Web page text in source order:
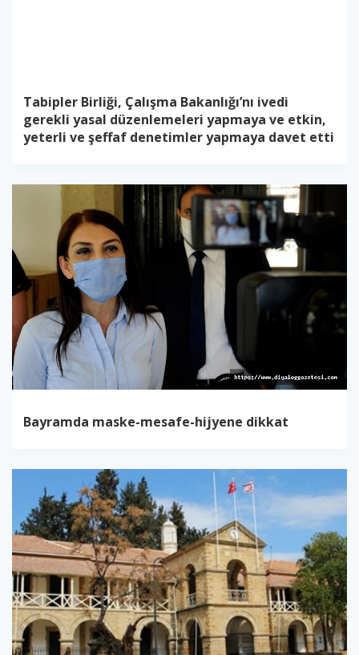
Tabipler Birliği, Çalışma Bakanlığı’nı ivedi
gerekli yasal düzenlemeleri yapmaya ve etkin,
yeterli ve şeffaf denetimler yapmaya davet etti
Bayramda maske-mesafe-hijyene dikkat